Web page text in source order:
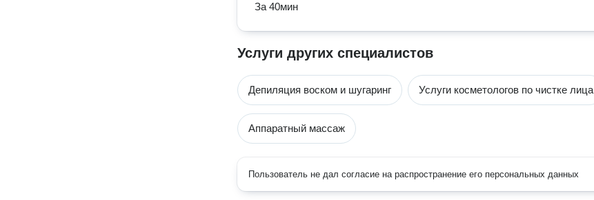
За 40мин
Услуги других специалистов
Депиляция воском и шугаринг Услуги косметологов по чистке лица
Аппаратный массаж
Пользователь не дал согласие на распространение его персональных данных